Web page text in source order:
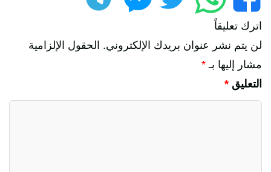
اترك تعليقاً
لن يتم نشر عنوان بريدك الإلكتروني. الحقول الإلزامية
مشار إليها بـ *
التعليق *